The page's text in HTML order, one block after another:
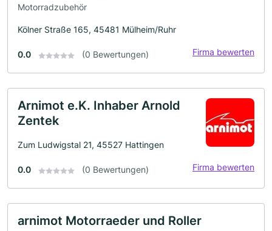
Motorradzubehör
Kölner Straße 165, 45481 Mülheim/Ruhr
0.0 (0 Bewertungen) Firma bewerten
Arnimot e.K. Inhaber Arnold
Zentek
Zum Ludwigstal 21, 45527 Hattingen
0.0 (0 Bewertungen) Firma bewerten
arnimot Motorraeder und Roller